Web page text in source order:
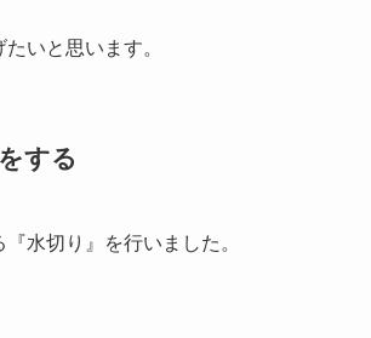
いと思います。
する
水切り』を行いました。